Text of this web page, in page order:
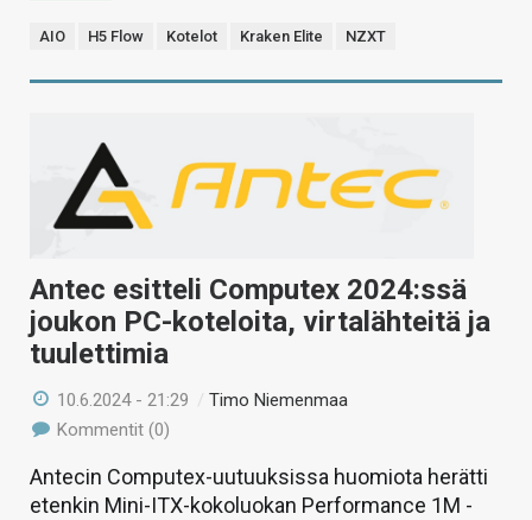
AIO H5 Flow Kotelot Kraken Elite NZXT
Antec esitteli Computex 2024:ssä
joukon PC-koteloita, virtalähteitä ja
tuulettimia
10.6.2024 - 21:29 /Timo Niemenmaa
Kommentit (0)
Antecin Computex-uutuuksissa huomiota herätti
etenkin Mini-ITX-kokoluokan Performance 1M -